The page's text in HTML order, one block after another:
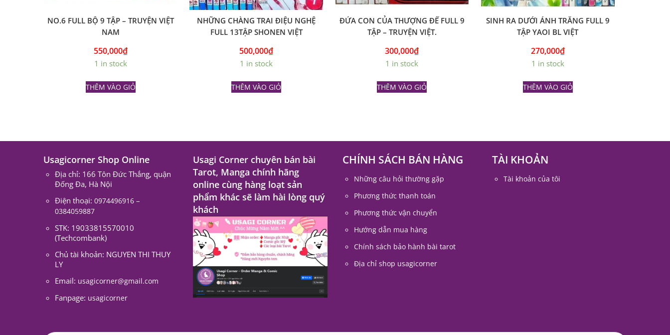
NO.6 FULL BỘ 9 TẬP – TRUYỆN VIỆT
NAM
550,000₫
1 in stock
THÊM VÀO GIỎ
NHỮNG CHÀNG TRAI ĐIỆU NGHỆ
FULL 13TẬP SHONEN VIỆT
500,000₫
1 in stock
THÊM VÀO GIỎ
ĐỨA CON CỦA THƯỢNG ĐẾ FULL 9
TẬP – TRUYỆN VIỆT.
300,000₫
1 in stock
THÊM VÀO GIỎ
SINH RA DƯỚI ÁNH TRĂNG FULL 9
TẬP YAOI BL VIỆT
270,000₫
1 in stock
THÊM VÀO GIỎ
Usagicorner Shop Online
Địa chỉ: 166 Tôn Đức Thắng, quận
Đống Đa, Hà Nội
Điện thoại: 0974496916 –
0384059887
STK: 19033815570010
(Techcombank)
Chủ tài khoản: NGUYEN THI THUY
LY
Email: usagicorner@gmail.com
Fanpage: usagicorner
Usagi Corner chuyên bán bài
Tarot, Manga chính hãng
online cùng hàng loạt sản
phẩm khác sẽ làm hài lòng quý
khách
CHÍNH SÁCH BÁN HÀNG
Những câu hỏi thường gặp
Phương thức thanh toán
Phương thức vận chuyển
Hướng dẫn mua hàng
Chính sách bảo hành bài tarot
Địa chỉ shop usagicorner
TÀI KHOẢN
Tài khoản của tôi